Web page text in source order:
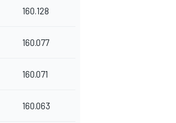
160.128
160.077
160.071
160.063